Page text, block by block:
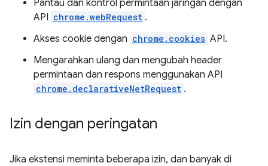
Pantau dan kontrol permintaan jaringan dengan
API chrome.webRequest .
Akses cookie dengan chrome.cookies API.
Mengarahkan ulang dan mengubah header
permintaan dan respons menggunakan API
chrome.declarativeNetRequest .
Izin dengan peringatan
Jika ekstensi meminta beberapa izin, dan banyak di